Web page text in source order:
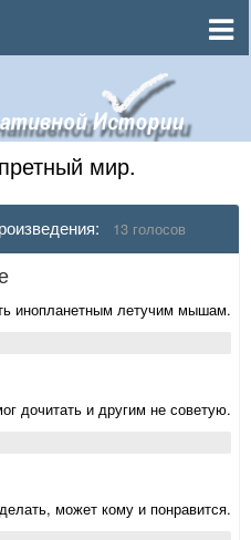
мир.
13 голосов
инопланетным летучим мышам.
дочитать и другим не советую.
может кому и понравится.